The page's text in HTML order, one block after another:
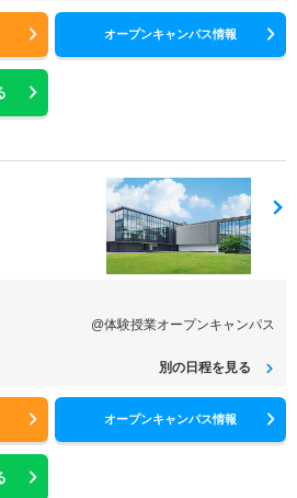
オープンキャンパス情報
@体験授業オープンキャンパス
別の日程を見る
オープンキャンパス情報